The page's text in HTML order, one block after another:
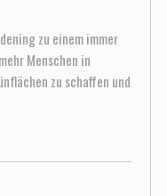
zu einem immer
Menschen in
zu schaffen und